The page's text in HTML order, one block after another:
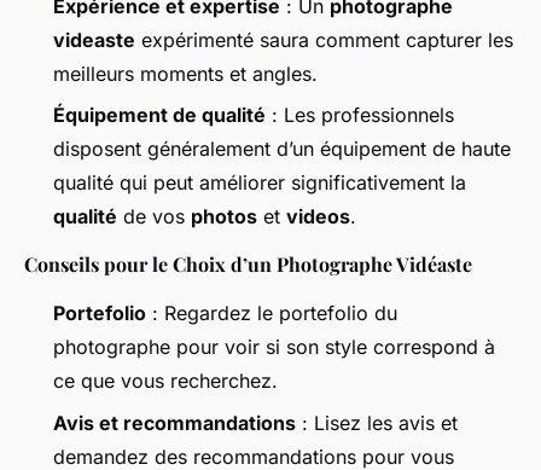
Expérience et expertise : Un photographe
videaste expérimenté saura comment capturer les
meilleurs moments et angles.
Équipement de qualité : Les professionnels
disposent généralement d’un équipement de haute
qualité qui peut améliorer significativement la
qualité de vos photos et videos.
Conseils pour le Choix d’un Photographe Vidéaste
Portefolio : Regardez le portefolio du
photographe pour voir si son style correspond à
ce que vous recherchez.
Avis et recommandations : Lisez les avis et
demandez des recommandations pour vous